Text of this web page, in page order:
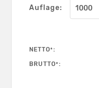
Auflage:
NETTO*:
BRUTTO*: